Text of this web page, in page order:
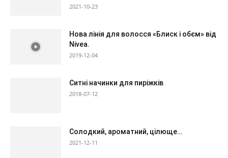
2021-10-23
Нова лінія для волосся «Блиск і обєм» від
Nivea.
2019-12-04
Ситні начинки для пиріжків
2018-07-12
Солодкий, ароматний, цілюще…
2021-12-11